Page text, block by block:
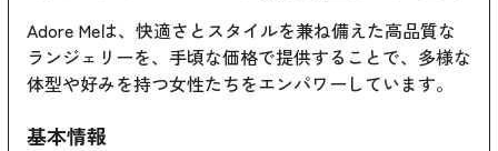
Adore Meは、快適さとスタイルを兼ね備えた高品質な
ランジェリーを、手頃な価格で提供することで、多様な
体型や好みを持つ女性たちをエンパワーしています。
基本情報